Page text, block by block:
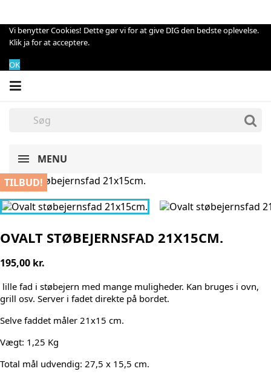
Vi benytter Cookies! Dette gør vi for at give DIG den bedste oplevelse.
Klik ja for at acceptere.
OK
MENU
TILBUD!
OVALT STØBEJERNSFAD 21X15CM.
195,00 kr.
lille fad i støbejern med mange muligheder. Kan bruges i ovn,
grill osv. Server i fadet direkte på bordet.
Selve faddet måler 21x15 cm.
Vægt: 1,25 Kg
Total mål udvendig: 27,5 x 15,5 cm.